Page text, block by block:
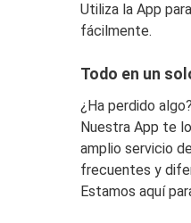
Utiliza la App
fácilmente.
Todo en un
¿Ha perdido
Nuestra App te
amplio servicio
frecuentes y
Estamos aquí